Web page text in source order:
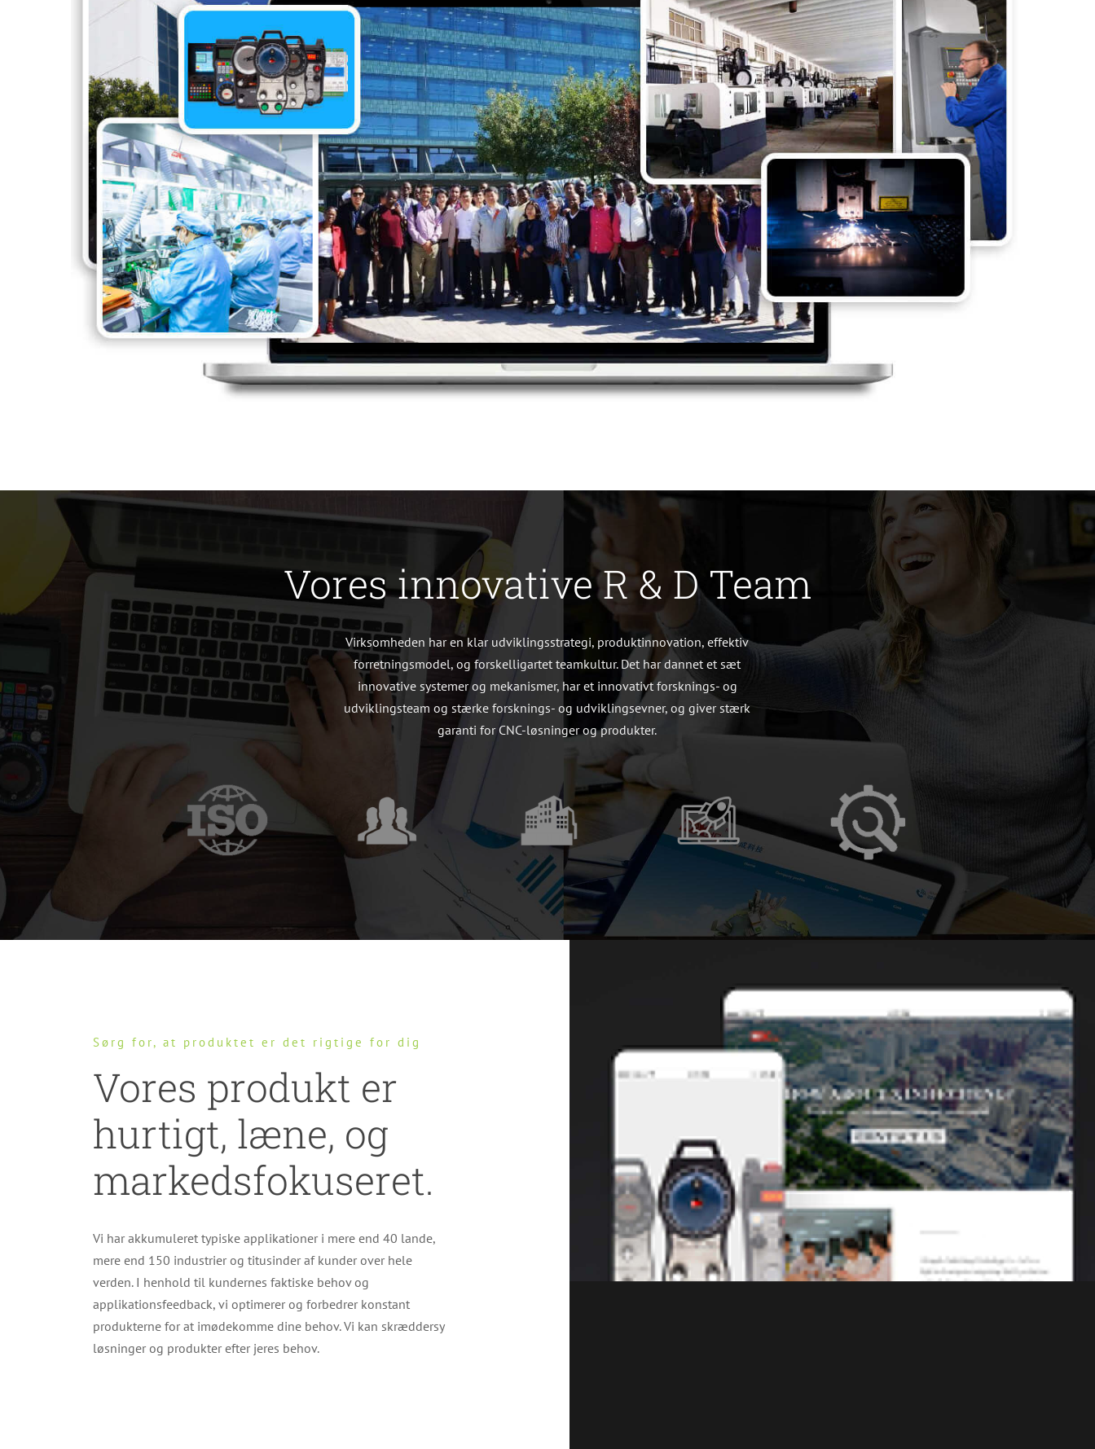
Vores innovative R & D Team
Virksomheden har en klar udviklingsstrategi, produktinnovation, effektiv
forretningsmodel, og forskelligartet teamkultur. Det har dannet et sæt
innovative systemer og mekanismer, har et innovativt forsknings- og
udviklingsteam og stærke forsknings- og udviklingsevner, og giver stærk
garanti for CNC-løsninger og produkter.
Sørg for, at produktet er det rigtige for dig
Vores produkt er
hurtigt, læne, og
markedsfokuseret.
Vi har akkumuleret typiske applikationer i mere end 40 lande,
mere end 150 industrier og titusinder af kunder over hele
verden. I henhold til kundernes faktiske behov og
applikationsfeedback, vi optimerer og forbedrer konstant
produkterne for at imødekomme dine behov. Vi kan skræddersy
løsninger og produkter efter jeres behov.